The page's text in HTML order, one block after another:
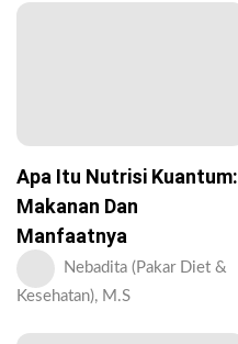
Apa Itu Nutrisi Kuantum:
Makanan Dan
Manfaatnya
Nebadita (Pakar Diet &
Kesehatan), M.S